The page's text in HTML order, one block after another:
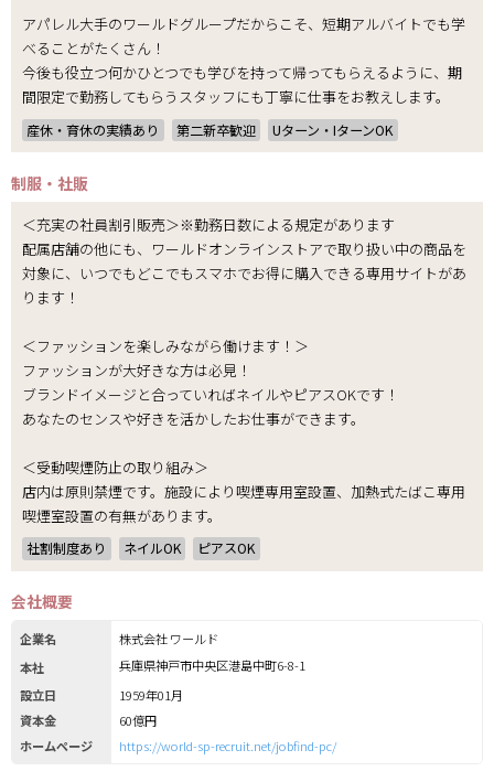
アパレル大手のワールドグループだからこそ、短期アルバイトでも学
べることがたくさん！
今後も役立つ何かひとつでも学びを持って帰ってもらえるように、期
間限定で勤務してもらうスタッフにも丁寧に仕事をお教えします。
産休・育休の実績あり 第二新卒歓迎 Uターン・IターンOK
制服・社販
＜充実の社員割引販売＞※勤務日数による規定があります
配属店舗の他にも、ワールドオンラインストアで取り扱い中の商品を
対象に、いつでもどこでもスマホでお得に購入できる専用サイトがあ
ります！
＜ファッションを楽しみながら働けます！＞
ファッションが大好きな方は必見！
ブランドイメージと合っていればネイルやピアスOKです！
あなたのセンスや好きを活かしたお仕事ができます。
＜受動喫煙防止の取り組み＞
店内は原則禁煙です。施設により喫煙専用室設置、加熱式たばこ専用
喫煙室設置の有無があります。
社割制度あり ネイルOK ピアスOK
会社概要
企業名
株式会社 ワールド
本社
兵庫県神戸市中央区港島中町6-8-1
設立日
1959年01月
資本金
60億円
ホームページ
https://world-sp-recruit.net/jobfind-pc/